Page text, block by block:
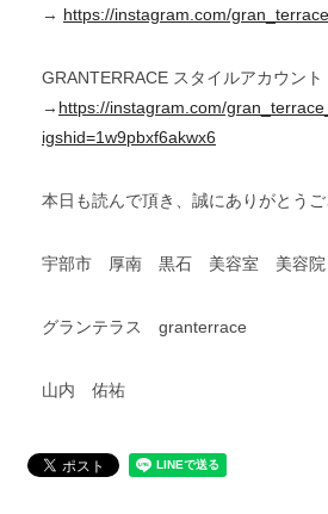
→ https://instagram.com/
GRANTERRACE スタイルアカウント
→ https://instagram.com/
igshid=1w9pbxf6akwx6
本日も読んで頂き、誠にありがとうご
宇部市 厚南 黒石 美容室 美容院
グランテラス granterrace
山内 佑祐